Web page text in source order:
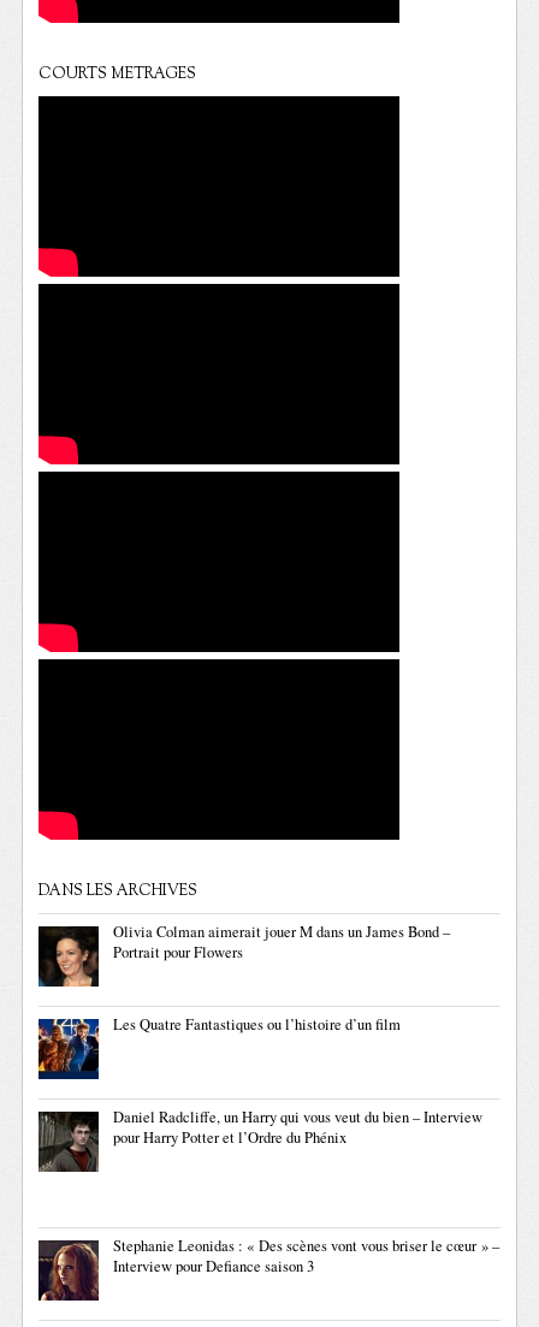
COURTS METRAGES
DANS LES ARCHIVES
Olivia Colman aimerait jouer M dans un James Bond –
Portrait pour Flowers
Les Quatre Fantastiques ou l’histoire d’un film
Daniel Radcliffe, un Harry qui vous veut du bien – Interview
pour Harry Potter et l’Ordre du Phénix
Stephanie Leonidas : « Des scènes vont vous briser le cœur » –
Interview pour Defiance saison 3